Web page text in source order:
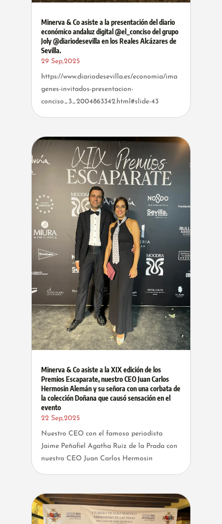
Minerva & Co asiste a la presentación del diario
económico andaluz digital @el_conciso del grupo
Joly @diariodesevilla en los Reales Alcázares de
Sevilla.
29 Sep,2025
https://www.diariodesevilla.es/economia/ima
genes-invitados-presentacion-
conciso_3_2004863342.html#slide-43
Minerva & Co asiste a la XIX edición de los
Premios Escaparate, nuestro CEO Juan Carlos
Hermosin Alemán y su señora con una corbata de
la colección Doñana que causó sensación en el
evento
22 Sep,2025
Nuestro CEO con el famoso periodista
Jaime Peñafiel Agatha Ruiz de la Prada con
nuestro CEO Juan Carlos Hermosin